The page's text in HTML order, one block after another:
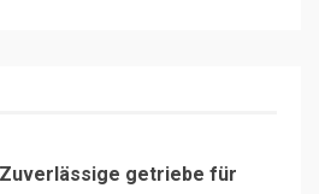
Zuverlässige getriebe für